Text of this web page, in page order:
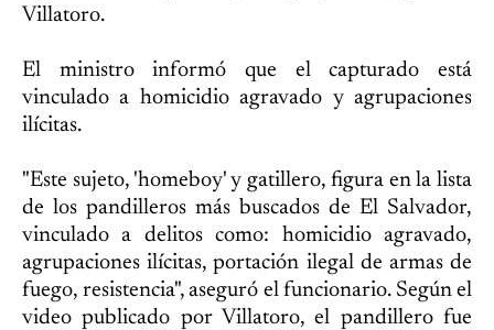
Villatoro.
El ministro informó que el capturado está
vinculado a homicidio agravado y agrupaciones
ilícitas.
"Este sujeto, 'homeboy' y gatillero, figura en la lista
de los pandilleros más buscados de El Salvador,
vinculado a delitos como: homicidio agravado,
agrupaciones ilícitas, portación ilegal de armas de
fuego, resistencia", aseguró el funcionario. Según el
video publicado por Villatoro, el pandillero fue